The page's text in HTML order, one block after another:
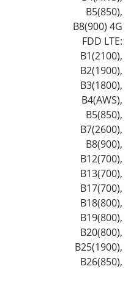
B5(850),
B8(900) 4G
FDD LTE:
B1(2100),
B2(1900),
B3(1800),
B4(AWS),
B5(850),
B7(2600),
B8(900),
B12(700),
B13(700),
B17(700),
B18(800),
B19(800),
B20(800),
B25(1900),
B26(850),